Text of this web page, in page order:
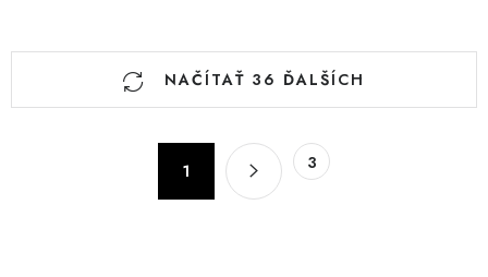
O
NAČÍTAŤ 36 ĎALŠÍCH
1 3